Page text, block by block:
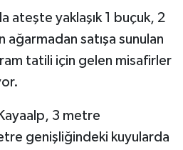
ateşte yaklaşık 1 buçuk, 2
satışa sunulan
tatili için gelen misafirler
3 metre
genişliğindeki kuyularda